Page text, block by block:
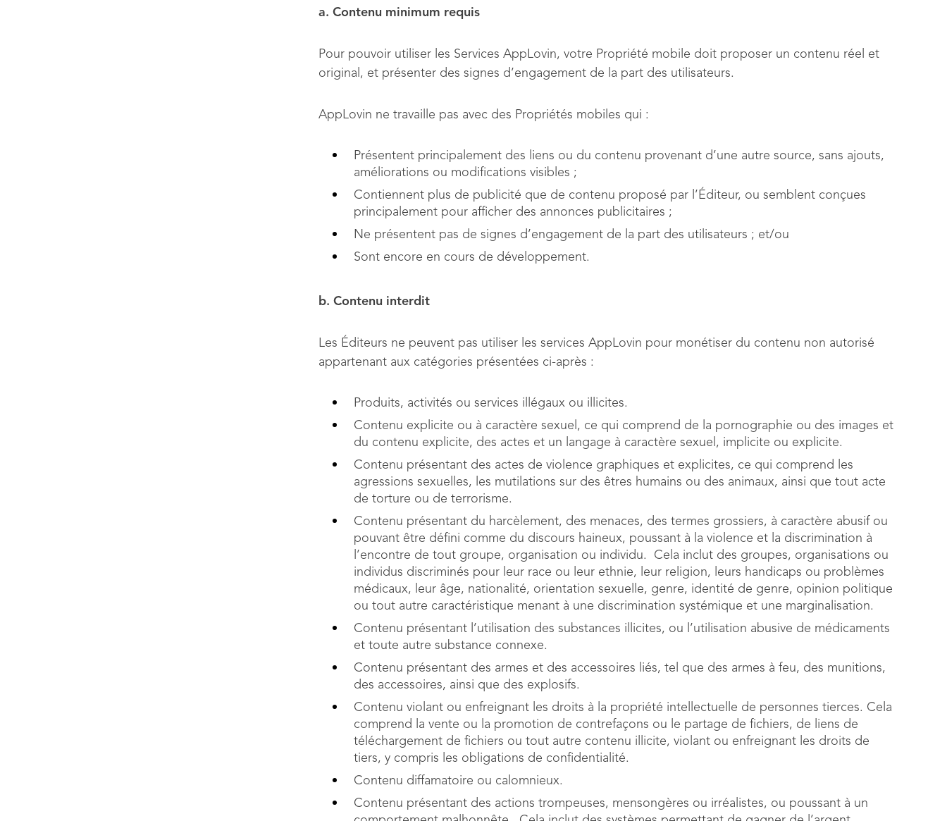
a. Contenu minimum requis
Pour pouvoir utiliser les Services AppLovin, votre Propriété mobile doit proposer un contenu réel et
original, et présenter des signes d’engagement de la part des utilisateurs.
AppLovin ne travaille pas avec des Propriétés mobiles qui :
Présentent principalement des liens ou du contenu provenant d’une autre source, sans ajouts,
améliorations ou modifications visibles ;
Contiennent plus de publicité que de contenu proposé par l’Éditeur, ou semblent conçues
principalement pour afficher des annonces publicitaires ;
Ne présentent pas de signes d’engagement de la part des utilisateurs ; et/ou
Sont encore en cours de développement.
b. Contenu interdit
Les Éditeurs ne peuvent pas utiliser les services AppLovin pour monétiser du contenu non autorisé
appartenant aux catégories présentées ci-après :
Produits, activités ou services illégaux ou illicites.
Contenu explicite ou à caractère sexuel, ce qui comprend de la pornographie ou des images et
du contenu explicite, des actes et un langage à caractère sexuel, implicite ou explicite.
Contenu présentant des actes de violence graphiques et explicites, ce qui comprend les
agressions sexuelles, les mutilations sur des êtres humains ou des animaux, ainsi que tout acte
de torture ou de terrorisme.
Contenu présentant du harcèlement, des menaces, des termes grossiers, à caractère abusif ou
pouvant être défini comme du discours haineux, poussant à la violence et la discrimination à
l’encontre de tout groupe, organisation ou individu. Cela inclut des groupes, organisations ou
individus discriminés pour leur race ou leur ethnie, leur religion, leurs handicaps ou problèmes
médicaux, leur âge, nationalité, orientation sexuelle, genre, identité de genre, opinion politique
ou tout autre caractéristique menant à une discrimination systémique et une marginalisation.
Contenu présentant l’utilisation des substances illicites, ou l’utilisation abusive de médicaments
et toute autre substance connexe.
Contenu présentant des armes et des accessoires liés, tel que des armes à feu, des munitions,
des accessoires, ainsi que des explosifs.
Contenu violant ou enfreignant les droits à la propriété intellectuelle de personnes tierces. Cela
comprend la vente ou la promotion de contrefaçons ou le partage de fichiers, de liens de
téléchargement de fichiers ou tout autre contenu illicite, violant ou enfreignant les droits de
tiers, y compris les obligations de confidentialité.
Contenu diffamatoire ou calomnieux.
Contenu présentant des actions trompeuses, mensongères ou irréalistes, ou poussant à un